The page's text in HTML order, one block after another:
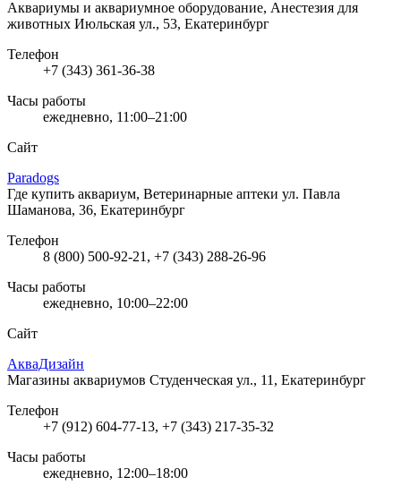
Аквариумы и аквариумное оборудование, Анестезия для
животных Июльская ул., 53, Екатеринбург
Телефон
+7 (343) 361-36-38
Часы работы
ежедневно, 11:00–21:00
Сайт
Paradogs
Где купить аквариум, Ветеринарные аптеки ул. Павла
Шаманова, 36, Екатеринбург
Телефон
8 (800) 500-92-21, +7 (343) 288-26-96
Часы работы
ежедневно, 10:00–22:00
Сайт
АкваДизайн
Магазины аквариумов Студенческая ул., 11, Екатеринбург
Телефон
+7 (912) 604-77-13, +7 (343) 217-35-32
Часы работы
ежедневно, 12:00–18:00